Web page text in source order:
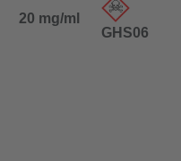
20 mg/ml
GHS06